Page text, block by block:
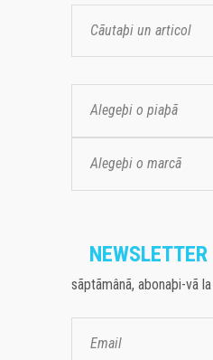
Alegeþi o piaþã
Alegeþi o marcã
NEWSLETTER
sãptãmânã, abonaþi-vã